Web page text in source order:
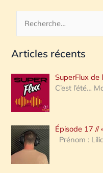
c
e
r
c
h
e
Articles récents
SuperFlux de
C’est l’été…
Épisode 17 //
Prénom :